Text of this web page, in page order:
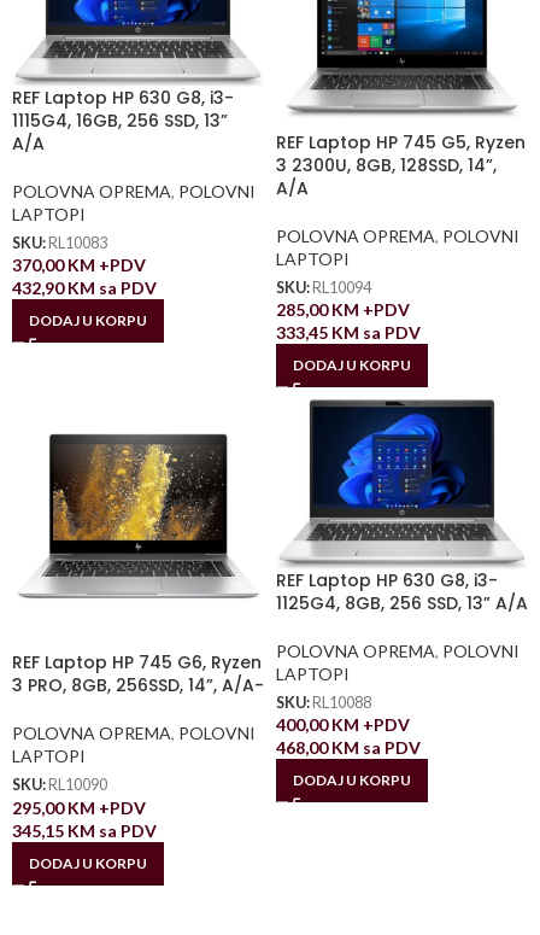
REF Laptop HP 630 G8, i3-
1115G4, 16GB, 256 SSD, 13”
A/A
POLOVNA OPREMA, POLOVNI
LAPTOPI
SKU: RL10083
370,00KM +PDV
432,90KM sa PDV
DODAJ U KORPU
REF Laptop HP 745 G5, Ryzen
3 2300U, 8GB, 128SSD, 14”,
A/A
POLOVNA OPREMA, POLOVNI
LAPTOPI
SKU: RL10094
285,00KM +PDV
333,45 KM sa PDV
DODAJ U KORPU
REF Laptop HP 745 G6, Ryzen
3 PRO, 8GB, 256SSD, 14”, A/A-
POLOVNA OPREMA, POLOVNI
LAPTOPI
SKU: RL10090
295,00KM +PDV
345,15 KM sa PDV
DODAJ U KORPU
REF Laptop HP 630 G8, i3-
1125G4, 8GB, 256 SSD, 13” A/A
POLOVNA OPREMA, POLOVNI
LAPTOPI
SKU: RL10088
400,00KM +PDV
468,00KM sa PDV
DODAJ U KORPU